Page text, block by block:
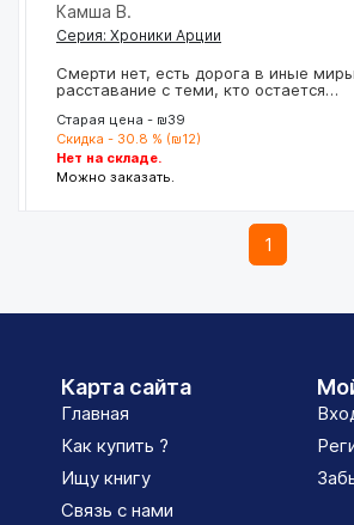
Камша В.
Серия: Хроники Арции
Смерти нет, есть дорога в иные
расставание с теми, кто остается…
Старая цена - ₪39
Скидка - 30.8 % (₪12)
Нет на складе.
Можно заказать.
1
Карта сайта
Главная
Как купить ?
Ищу книгу
Связь с нами